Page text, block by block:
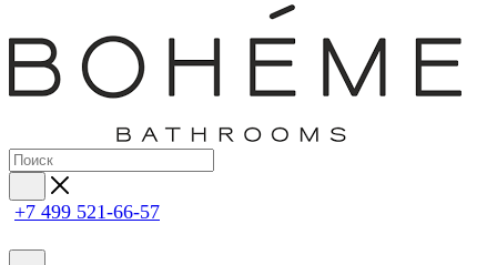
+7 499 521-66-57